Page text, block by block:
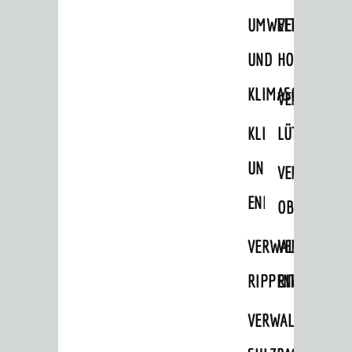
UMWELT-
UND
KLIMASCHUTZ
KLIMASCHUTZ
UND
RIPPENWEIER